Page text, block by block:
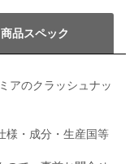
商品スペック
アのクラッシュナッ
様・成分・生産国等